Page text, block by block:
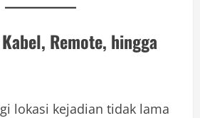
Remote, hingga
lokasi kejadian tidak lama